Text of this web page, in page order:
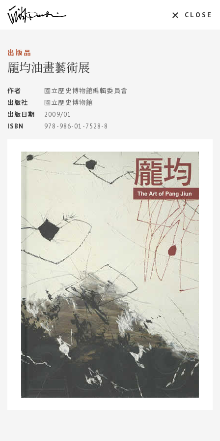
CLOSE
出版品
龎均油畫藝術展
作者
國立歷史博物館編輯委員會
出版社
國立歷史博物館
出版日期
2009/01
ISBN
978-986-01-7528-8